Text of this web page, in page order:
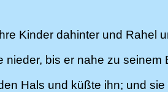
Kinder dahinter und Rahel
bis er nahe zu seinem
Hals und küßte ihn; und sie